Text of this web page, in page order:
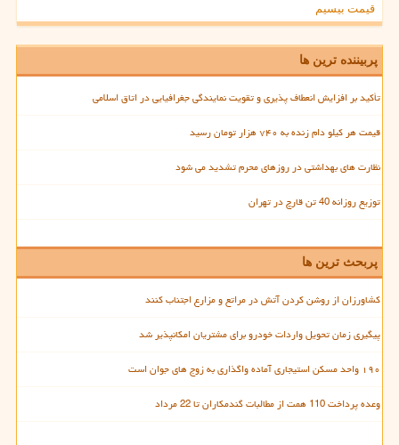
قیمت بیسیم
پربیننده ترین ها
تأکید بر افزایش انعطاف پذیری و تقویت نمایندگی جغرافیایی در اتاق اسلامی
قیمت هر کیلو دام زنده به ۷۴۰ هزار تومان رسید
نظارت های بهداشتی در روزهای محرم تشدید می شود
توزیع روزانه 40 تن قارچ در تهران
پربحث ترین ها
کشاورزان از روشن کردن آتش در مراتع و مزارع اجتناب کنند
پیگیری زمان تحویل واردات خودرو برای مشتریان امکانپذیر شد
۱۹۰ واحد مسکن استیجاری آماده واگذاری به زوج های جوان است
وعده پرداخت 110 همت از مطالبات گندمکاران تا 22 مرداد